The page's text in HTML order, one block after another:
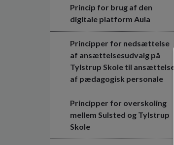
Princip for brug af den
digitale platform Aula
Principper for nedsættelse
af ansættelsesudvalg på
Tylstrup Skole til ansættelse
af pædagogisk personale
Principper for overskoling
mellem Sulsted og Tylstrup
Skole